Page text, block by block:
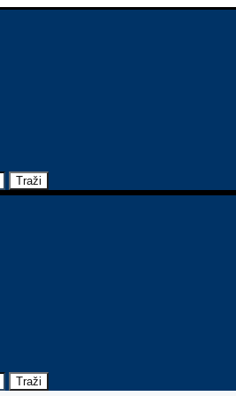
Traži
Traži